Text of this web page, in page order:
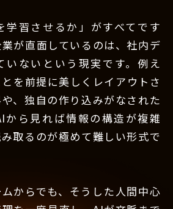
学習させるか」がすべてです
が直面しているのは、社内デ
いないという現実です。例え
を前提に美しくレイアウトさ
、独自の作り込みがなされた
から見れば情報の構造が複雑
取るのが極めて難しい形式で
からでも、そうした人間中心